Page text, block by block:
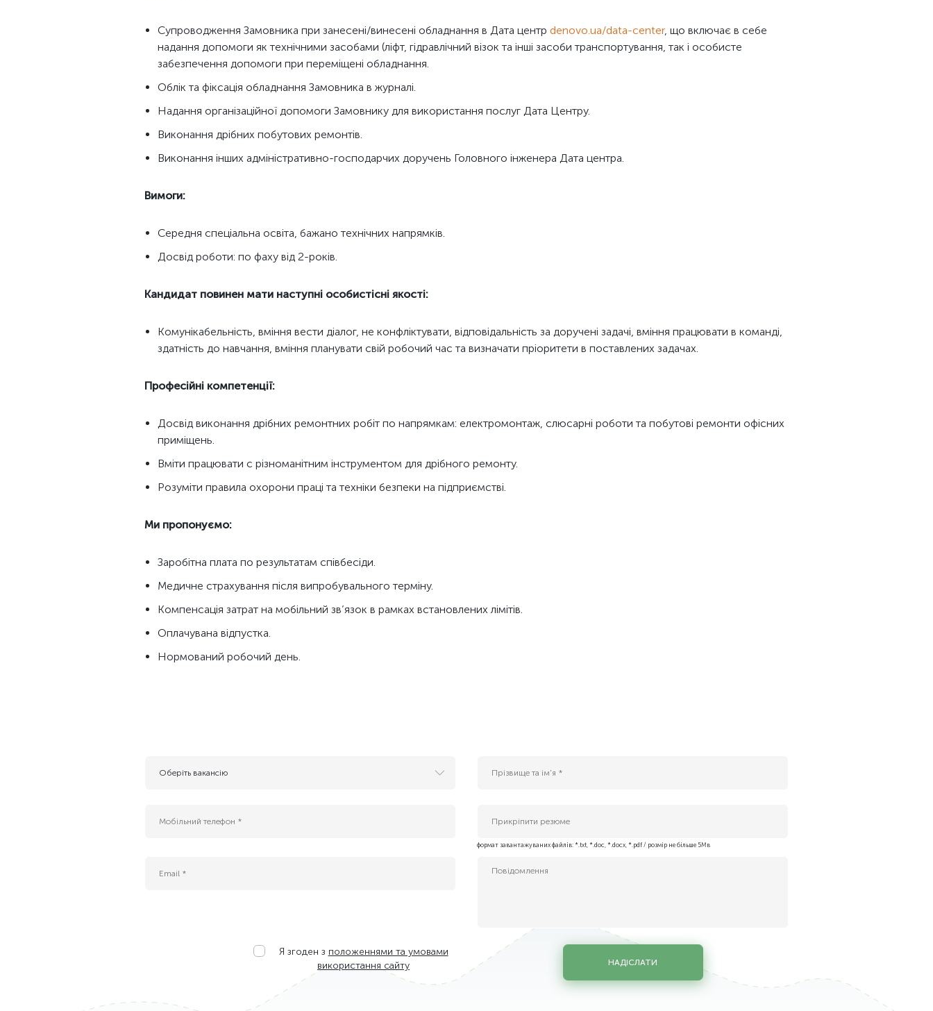
Супроводження Замовника при занесені/винесені обладнання в Дата центр denovo.ua/data-center, що включає в себе
надання допомоги як технічними засобами (ліфт, гідравлічний візок та інші засоби транспортування, так і особисте
забезпечення допомоги при переміщені обладнання.
Облік та фіксація обладнання Замовника в журналі.
Надання організаційної допомоги Замовнику для використання послуг Дата Центру.
Виконання дрібних побутових ремонтів.
Виконання інших адміністративно-господарчих доручень Головного інженера Дата центра.
Вимоги:
Середня спеціальна освіта, бажано технічних напрямків.
Досвід роботи: по фаху від 2-років.
Кандидат повинен мати наступні особистісні якості:
Комунікабельність, вміння вести діалог, не конфліктувати, відповідальність за доручені задачі, вміння працювати в команді,
здатність до навчання, вміння планувати свій робочий час та визначати пріоритети в поставлених задачах.
Професійні компетенції:
Досвід виконання дрібних ремонтних робіт по напрямкам: електромонтаж, слюсарні роботи та побутові ремонти офісних
приміщень.
Вміти працювати с різноманітним інструментом для дрібного ремонту.
Розуміти правила охорони праці та техніки безпеки на підприємстві.
Ми пропонуємо:
Заробітна плата по результатам співбесіди.
Медичне страхування після випробувального терміну.
Компенсація затрат на мобільний зв’язок в рамках встановлених лімітів.
Оплачувана відпустка.
Нормований робочий день.
Оберіть вакансію
Керівник служби IT та АСУ ТП
Прикріпити резюме
формат завантажуваних файлів: *.txt, *.doc, *.docx, *.pdf / розмір не більше 5Мв
Я згоден з положеннями та умовами
використання сайту
НАДІСЛАТИ